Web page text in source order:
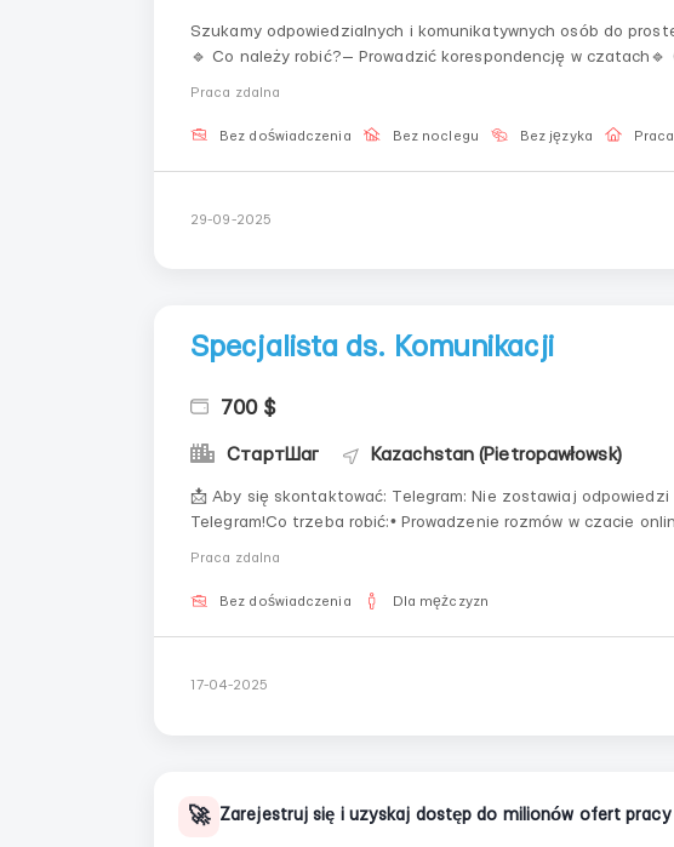
Szukamy odpowiedzialnych i komunikatywnych osób do
🔹 Co należy robić?— Prowadzić korespondencję w czatach🔹
Praca zdalna
Bez doświadczenia Bez noclegu Bez języka
29-09-2025
Specjalista ds. Komunikacji
700 $
СтартШаг Kazachstan (Pietropawłowsk)
📩 Aby się skontaktować: Telegram: Nie zostawiaj odpowiedzi — napisz bezpośrednio na
Telegram!Co trzeba robić:• Prowadzenie rozmów w czacie
Praca zdalna
Bez doświadczenia Dla mężczyzn
17-04-2025
🚀 Zarejestruj się i uzyskaj dostęp do milionów ofert pracy